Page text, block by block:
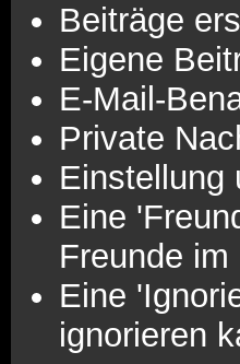
Beiträge
Eigene
E-Mail-
Private
Einstellung
Eine
Freunde
Eine
ignorieren